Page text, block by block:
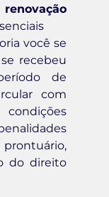
renovação
você se
recebeu
de
com
prontuário,
do direito